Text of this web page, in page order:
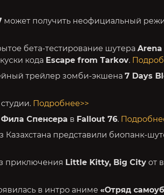
может получить неофициальный
бета-тестирование шутера
кода Escape from Tarkov.
трейлер зомби-экшена 7 Days
Подробнее>>
Фила Спенсера в Fallout 76.
Казахстана представили биопанк-
приключения Little Kitty, Big City от
в интро аниме «Отряд